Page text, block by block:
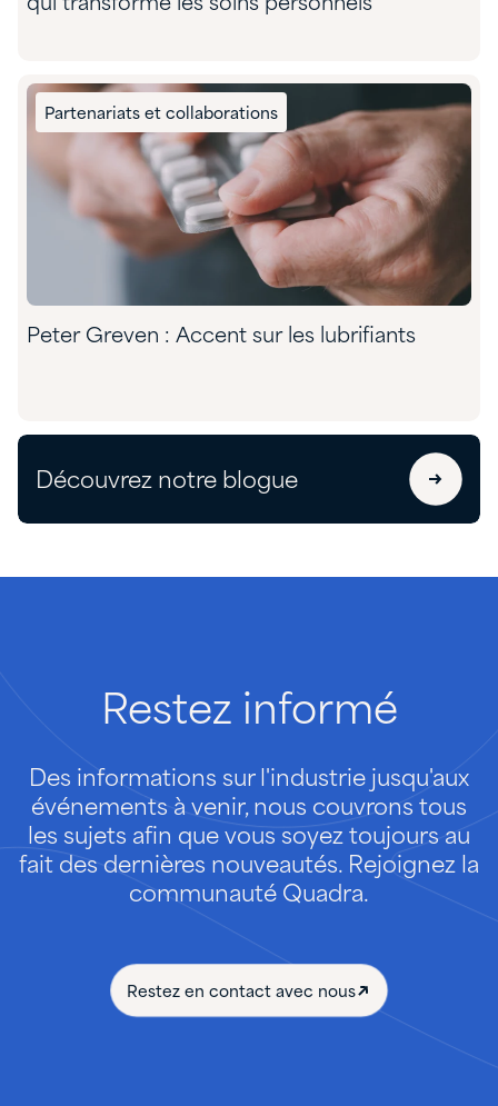
qui transforme les soins personnels
Partenariats et collaborations
Peter Greven : Accent sur les lubrifiants
Découvrez notre blogue
Restez informé
Des informations sur l'industrie jusqu'aux
événements à venir, nous couvrons tous
les sujets afin que vous soyez toujours au
fait des dernières nouveautés. Rejoignez la
communauté Quadra.
Restez en contact avec nous